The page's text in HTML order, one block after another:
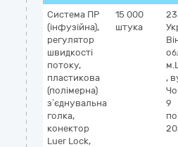
Система ПР
(інфузійна),
регулятор
швидкості
потоку,
пластикова
(полімерна)
з’єднувальна
голка,
конектор
Luer Loсk,
15 000
штука
,
9